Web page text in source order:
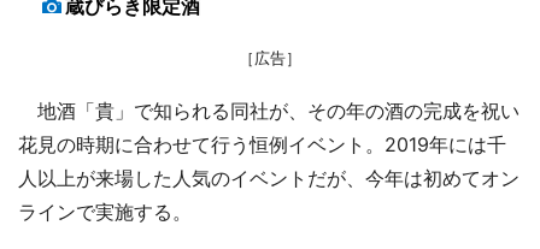
蔵びらき限定酒
［広告］
地酒「貴」で知られる同社が、その年の酒の完成を祝い
花見の時期に合わせて行う恒例イベント。2019年には千
人以上が来場した人気のイベントだが、今年は初めてオン
ラインで実施する。